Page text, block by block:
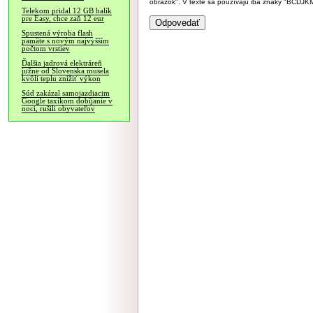
Telekom pridal 12 GB balík
pre Easy, chce zaň 12 eur
Spustená výroba flash
pamäte s novým najvyšším
počtom vrstiev
Ďalšia jadrová elektráreň
južne od Slovenska musela
kvôli teplu znížiť výkon
Súd zakázal samojazdiacim
Google taxíkom dobíjanie v
noci, rušili obyvateľov
obrázok". V texte sa používajú iba znaky